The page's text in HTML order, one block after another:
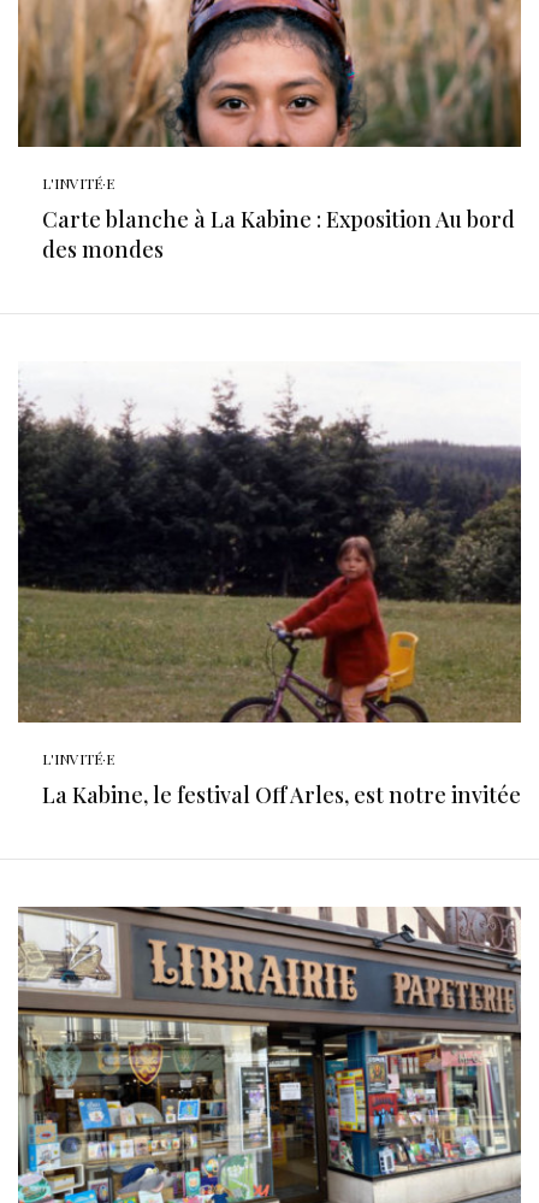
L'INVITÉ·E
Carte blanche à La Kabine : Exposition Au bord
des mondes
L'INVITÉ·E
La Kabine, le festival Off Arles, est notre invitée